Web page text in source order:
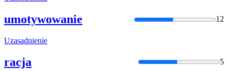
umotywowanie 12
Uzasadnienie
racja 5